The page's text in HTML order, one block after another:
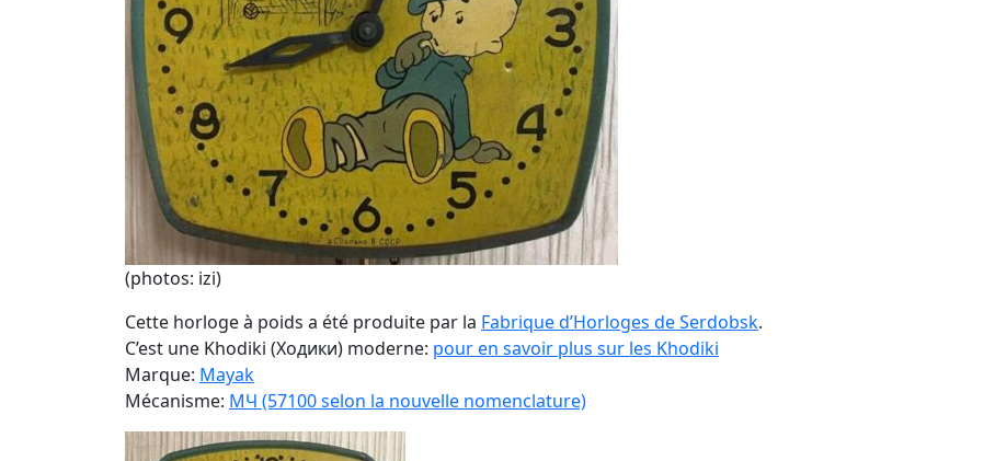
(photos: izi)
Cette horloge à poids a été produite par la Fabrique d’Horloges de Serdobsk.
C’est une Khodiki (Ходики) moderne: pour en savoir plus sur les Khodiki
Marque: Mayak
Mécanisme: MЧ (57100 selon la nouvelle nomenclature)